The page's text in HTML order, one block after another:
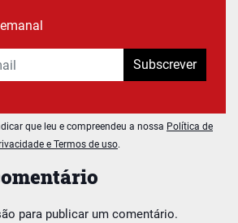
para publicar um comentário.
Subscrever
que leu e compreendeu a nossa Política de
e Termos de uso.